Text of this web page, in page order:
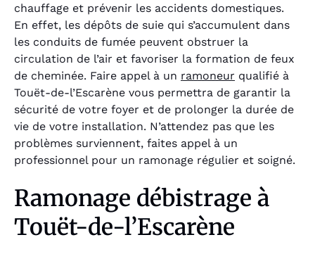
chauffage et prévenir les accidents domestiques.
En effet, les dépôts de suie qui s’accumulent dans
les conduits de fumée peuvent obstruer la
circulation de l’air et favoriser la formation de feux
de cheminée. Faire appel à un ramoneur qualifié à
Touët-de-l’Escarène vous permettra de garantir la
sécurité de votre foyer et de prolonger la durée de
vie de votre installation. N’attendez pas que les
problèmes surviennent, faites appel à un
professionnel pour un ramonage régulier et soigné.
Ramonage débistrage à
Touët-de-l’Escarène